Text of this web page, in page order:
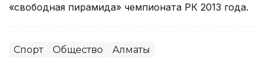
«свободная пирамида» чемпионата РК 2013 года.
Спорт Общество Алматы